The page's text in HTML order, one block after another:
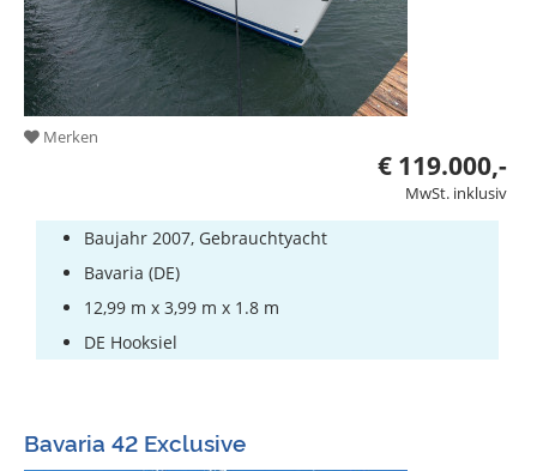
Merken
€ 119.000,-
MwSt. inklusiv
Baujahr 2007, Gebrauchtyacht
Bavaria (DE)
12,99 m x 3,99 m x 1.8 m
DE Hooksiel
Bavaria 42 Exclusive